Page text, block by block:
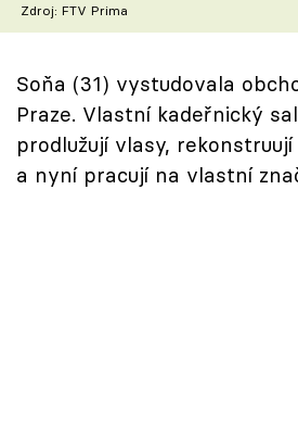
Recepty z TV
Speciál: Cuketa
Těhotnej kuchař
Sledujte prima+
Zdroj: FTV Prima
Soňa (31) vystudovala
Praze. Vlastní kadeřnický
prodlužují vlasy,
a nyní pracují na vlastní